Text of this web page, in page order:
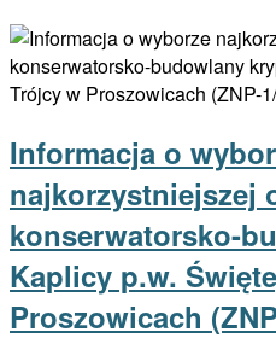
Informacja o
najkorzystniejszej
konserwatorsko-
Kaplicy p.w.
Proszowicach